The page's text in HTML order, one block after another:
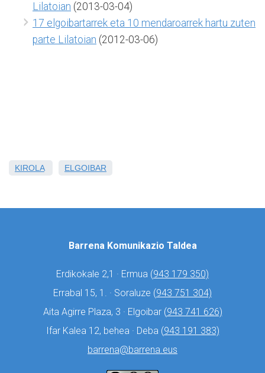
Lilatoian (2013-03-04)
17 elgoibartarrek eta 10 mendaroarrek hartu zuten
parte Lilatoian (2012-03-06)
KIROLA ELGOIBAR
Barrena Komunikazio Taldea
Erdikokale 2,1 · Ermua (943 179 350)
Errabal 15, 1. · Soraluze (943 751 304)
Aita Agirre Plaza, 3 · Elgoibar (943 741 626)
Ifar Kalea 12, behea · Deba (943 191 383)
barrena@barrena.eus